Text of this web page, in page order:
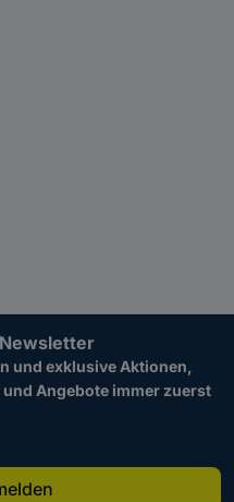
und exklusive Aktionen,
Angebote immer zuerst